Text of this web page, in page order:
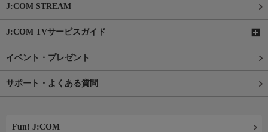
J:COM STREAM
J:COM TVサービスガイド
イベント・プレゼント
サポート・よくある質問
Fun! J:COM